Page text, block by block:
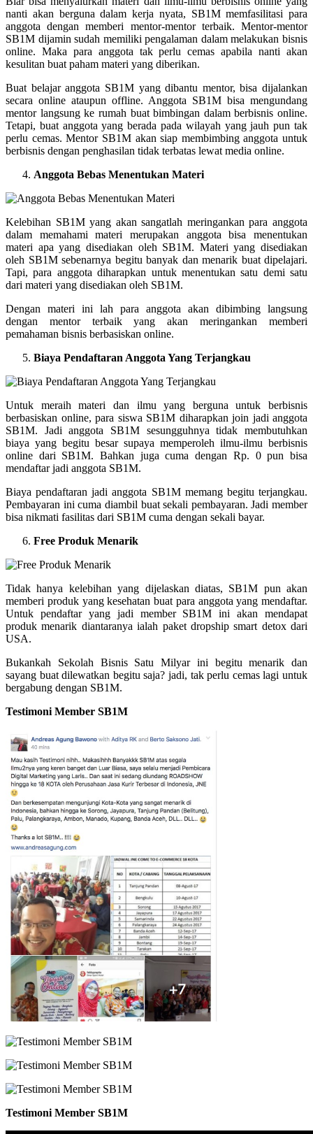
nanti akan berguna dalam kerja nyata, SB1M memfasilitasi para
anggota dengan memberi mentor-mentor terbaik. Mentor-mentor
SB1M dijamin sudah memiliki pengalaman dalam melakukan bisnis
online. Maka para anggota tak perlu cemas apabila nanti akan
kesulitan buat paham materi yang diberikan.
Buat belajar anggota SB1M yang dibantu mentor, bisa dijalankan
secara online ataupun offline. Anggota SB1M bisa mengundang
mentor langsung ke rumah buat bimbingan dalam berbisnis online.
Tetapi, buat anggota yang berada pada wilayah yang jauh pun tak
perlu cemas. Mentor SB1M akan siap membimbing anggota untuk
berbisnis dengan penghasilan tidak terbatas lewat media online.
Anggota Bebas Menentukan Materi
Kelebihan SB1M yang akan sangatlah meringankan para anggota
dalam memahami materi merupakan anggota bisa menentukan
materi apa yang disediakan oleh SB1M. Materi yang disediakan
oleh SB1M sebenarnya begitu banyak dan menarik buat dipelajari.
Tapi, para anggota diharapkan untuk menentukan satu demi satu
dari materi yang disediakan oleh SB1M.
Dengan materi ini lah para anggota akan dibimbing langsung
dengan mentor terbaik yang akan meringankan memberi
pemahaman bisnis berbasiskan online.
Biaya Pendaftaran Anggota Yang Terjangkau
Untuk meraih materi dan ilmu yang berguna untuk berbisnis
berbasiskan online, para siswa SB1M diharapkan join jadi anggota
SB1M. Jadi anggota SB1M sesungguhnya tidak membutuhkan
biaya yang begitu besar supaya memperoleh ilmu-ilmu berbisnis
online dari SB1M. Bahkan juga cuma dengan Rp. 0 pun bisa
mendaftar jadi anggota SB1M.
Biaya pendaftaran jadi anggota SB1M memang begitu terjangkau.
Pembayaran ini cuma diambil buat sekali pembayaran. Jadi member
bisa nikmati fasilitas dari SB1M cuma dengan sekali bayar.
Free Produk Menarik
Tidak hanya kelebihan yang dijelaskan diatas, SB1M pun akan
memberi produk yang kesehatan buat para anggota yang mendaftar.
Untuk pendaftar yang jadi member SB1M ini akan mendapat
produk menarik diantaranya ialah paket dropship smart detox dari
USA.
Bukankah Sekolah Bisnis Satu Milyar ini begitu menarik dan
sayang buat dilewatkan begitu saja? jadi, tak perlu cemas lagi untuk
bergabung dengan SB1M.
Testimoni Member SB1M
Testimoni Member SB1M